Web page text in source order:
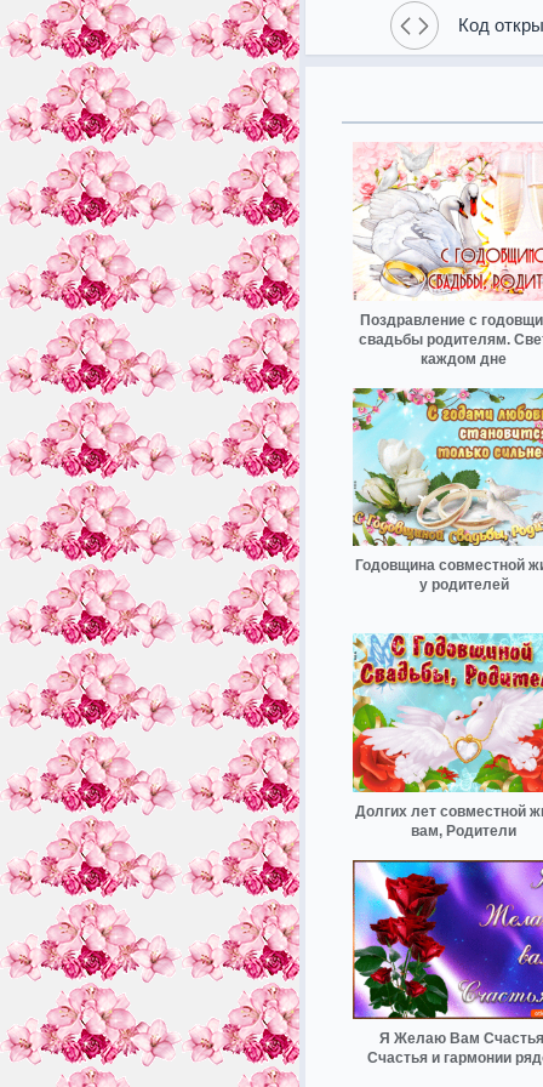
Код
Поздравление с
свадьбы родителям.
каждом дне
Годовщина совместной
у родителей
Долгих лет совместной
вам, Родители
Я Желаю Вам
Счастья и гармонии